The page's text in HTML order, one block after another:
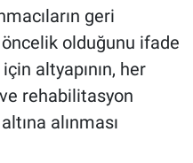
geri
olduğunu ifade
altyapının, her
rehabilitasyon
alınması